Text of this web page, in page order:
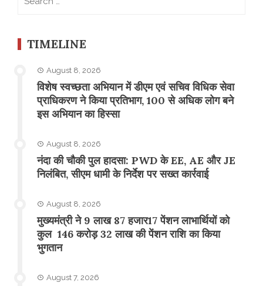
TIMELINE
August 8, 2026
विशेष स्वच्छता अभियान में डीएम एवं सचिव विधिक सेवा
प्राधिकरण ने किया प्रतिभाग, 100 से अधिक लोग बने
इस अभियान का हिस्सा
August 8, 2026
नंदा की चौकी पुल हादसा: PWD के EE, AE और JE
निलंबित, सीएम धामी के निर्देश पर सख्त कार्रवाई
August 8, 2026
मुख्यमंत्री ने 9 लाख 87 हजार17 पेंशन लाभार्थियों को
कुल 146 करोड़ 32 लाख की पेंशन राशि का किया
भुगतान
August 7, 2026